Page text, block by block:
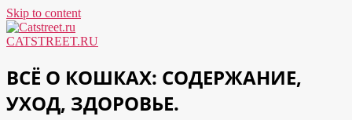
Skip to content
CATSTREET.RU
ВСЁ О КОШКАХ: СОДЕРЖАНИЕ,
УХОД, ЗДОРОВЬЕ.